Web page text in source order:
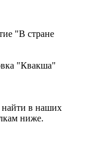
"В стране
"Квакша"
в наших
ниже.